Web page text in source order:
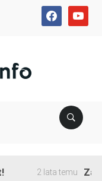
facebookyoutube
2 lata temu